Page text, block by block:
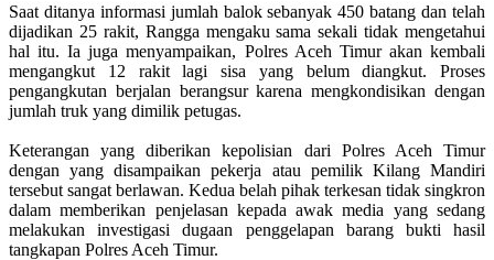
Saat ditanya informasi jumlah balok sebanyak 450 batang dan telah
dijadikan 25 rakit, Rangga mengaku sama sekali tidak mengetahui
hal itu. Ia juga menyampaikan, Polres Aceh Timur akan kembali
mengangkut 12 rakit lagi sisa yang belum diangkut. Proses
pengangkutan berjalan berangsur karena mengkondisikan dengan
jumlah truk yang dimilik petugas.
Keterangan yang diberikan kepolisian dari Polres Aceh Timur
dengan yang disampaikan pekerja atau pemilik Kilang Mandiri
tersebut sangat berlawan. Kedua belah pihak terkesan tidak singkron
dalam memberikan penjelasan kepada awak media yang sedang
melakukan investigasi dugaan penggelapan barang bukti hasil
tangkapan Polres Aceh Timur.